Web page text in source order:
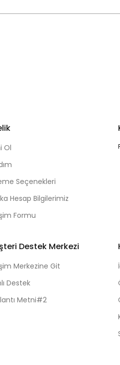
Ol
Seçenekleri
Hesap Bilgilerimiz
Formu
Destek Merkezi
Merkezine Git
Destek
Metni#2